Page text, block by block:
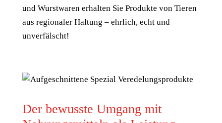
und Wurstwaren erhalten Sie Produkte von Tieren
aus regionaler Haltung – ehrlich, echt und
unverfälscht!
Der bewusste Umgang mit